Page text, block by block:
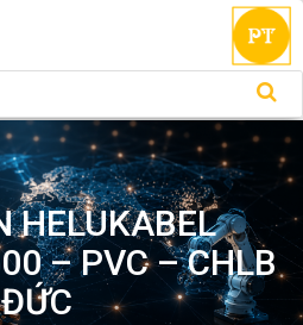
HELUKABEL
– PVC – CHLB
ĐỨC